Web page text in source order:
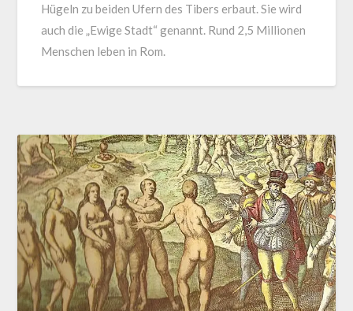
Hügeln zu beiden Ufern des Tibers erbaut. Sie wird
auch die „Ewige Stadt“ genannt. Rund 2,5 Millionen
Menschen leben in Rom.